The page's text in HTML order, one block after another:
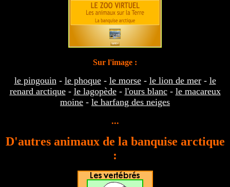
Sur l'image :
le pingouin- le phoque- le morse- le lion de mer- le
renard arctique- le lagopède- l'ours blanc- le macareux
moine - le harfang des neiges
...
D'autres animaux de la banquise arctique
: